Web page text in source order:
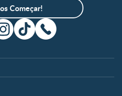
Começar!
Clube
Temas